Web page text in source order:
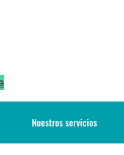
Nuestros servicios